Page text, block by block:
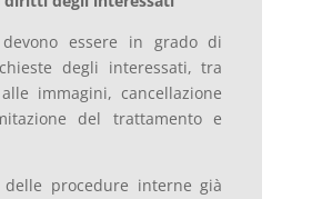
essere in grado di
degli interessati, tra
immagini, cancellazione
del trattamento e
delle procedure interne già